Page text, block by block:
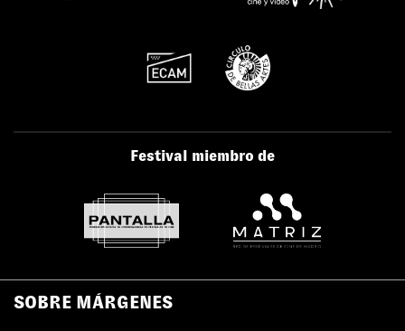
Festival miembro de
SOBRE MÁRGENES